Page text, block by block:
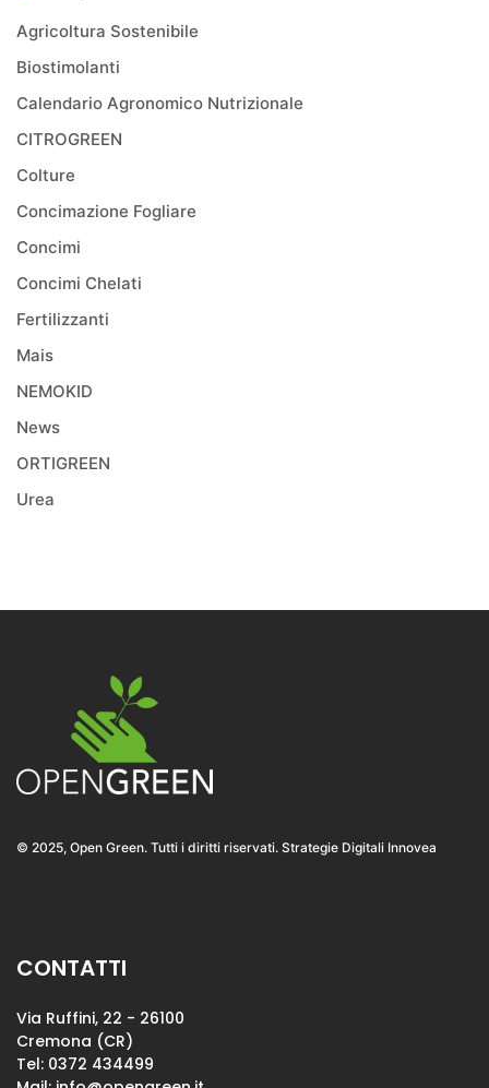
Agricoltura Sostenibile
Biostimolanti
Calendario Agronomico Nutrizionale
CITROGREEN
Colture
Concimazione Fogliare
Concimi
Concimi Chelati
Fertilizzanti
Mais
NEMOKID
News
ORTIGREEN
Urea
© 2025, Open Green. Tutti i diritti riservati. Strategie Digitali Innovea
CONTATTI
Via Ruffini, 22 - 26100
Cremona (CR)
Tel: 0372 434499